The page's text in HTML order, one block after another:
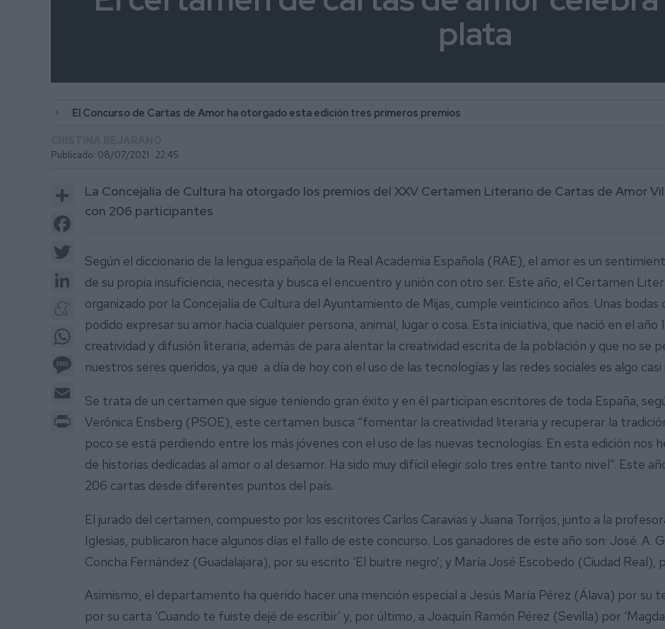
plata
El Concurso de Cartas de Amor ha otorgado esta edición tres primeros premios
Publicado: 08/07/2021 · 22:45
Share
Facebook
LinkedIn
Meneame
WhatsApp
Print
La Concejalía de Cultura ha otorgado los premios del XXV Certamen Literario de Cartas de Amor
con 206 participantes
Según el diccionario de la lengua española de la Real Academia Española (RAE), el amor es un
de su propia insuficiencia, necesita y busca el encuentro y unión con otro ser. Este año, el Certamen
organizado por la Concejalía de Cultura del Ayuntamiento de Mijas, cumple veinticinco años. Unas
podido expresar su amor hacia cualquier persona, animal, lugar o cosa. Esta iniciativa, que nació en el
creatividad y difusión literaria, además de para alentar la creatividad escrita de la población y que no se
nuestros seres queridos, ya que a día de hoy con el uso de las tecnologías y las redes sociales es algo
Se trata de un certamen que sigue teniendo gran éxito y en él participan escritores de toda España,
Verónica Ensberg (PSOE), este certamen busca “fomentar la creatividad literaria y recuperar la
poco se está perdiendo entre los más jóvenes con el uso de las nuevas tecnologías. En esta edición nos
de historias dedicadas al amor o al desamor. Ha sido muy difícil elegir solo tres entre tanto nivel”. Este
206 cartas desde diferentes puntos del país.
El jurado del certamen, compuesto por los escritores Carlos Caravias y Juana Torrijos, junto a la
Iglesias, publicaron hace algunos días el fallo de este concurso. Los ganadores de este año son: José. A.
Concha Fernández (Guadalajara), por su escrito ‘El buitre negro’; y María José Escobedo (Ciudad Real),
Asimismo, el departamento ha querido hacer una mención especial a Jesús María Pérez (Álava) por su
por su carta ‘Cuando te fuiste dejé de escribir’ y, por último, a Joaquín Ramón Pérez (Sevilla) por